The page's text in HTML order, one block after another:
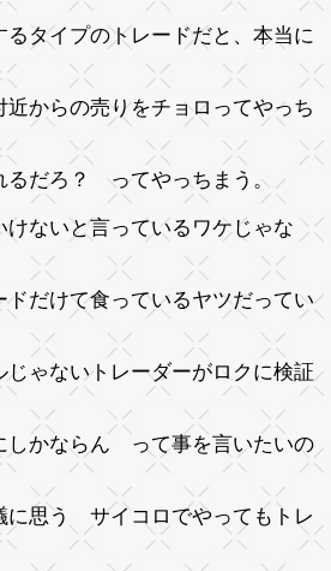
タイプのトレードだと、本当に
からの売りをチョロってやっち
るだろ？ ってやっちまう。
けないと言っているワケじゃな
だけて食っているヤツだってい
ゃないトレーダーがロクに検証
しかならん って事を言いたいの
思う サイコロでやってもトレ